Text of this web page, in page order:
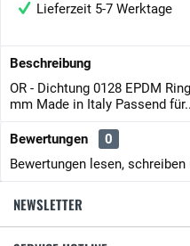
Lieferzeit 5-7 Werktage
Beschreibung
OR - Dichtung 0128 EPDM
mm Made in Italy Passend
Bewertungen
0
Bewertungen lesen,
NEWSLETTER